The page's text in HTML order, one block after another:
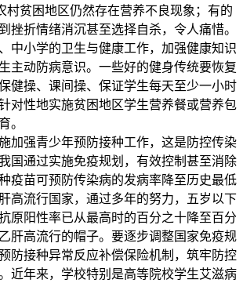
村贫困地区仍然存在营养不良现象；有的
挫折情绪消沉甚至选择自杀，令人痛惜。
中小学的卫生与健康工作，加强健康知识
主动防病意识。一些好的健身传统要恢复
健操、课间操、保证学生每天至少一小时
对性地实施贫困地区学生营养餐或营养包
。
强青少年预防接种工作，这是防控传染
国通过实施免疫规划，有效控制甚至消除
疫苗可预防传染病的发病率降至历史最低
高流行国家，通过多年的努力，五岁以下
原阳性率已从最高时的百分之十降至百分
肝高流行的帽子。要逐步调整国家免疫规
防接种异常反应补偿保险机制，筑牢防控
近年来，学校特别是高等院校学生艾滋病